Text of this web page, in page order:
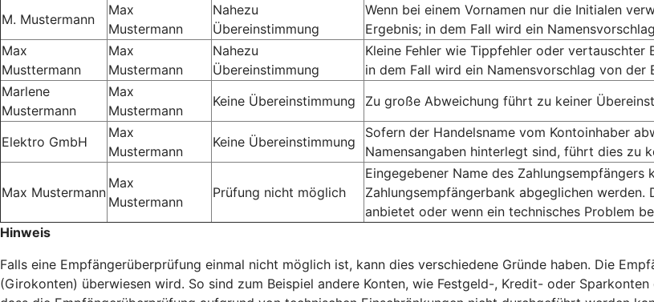
M. Mustermann
Max
Mustermann
Nahezu
Übereinstimmung
Wenn bei einem Vornamen nur die Initialen
Ergebnis; in dem Fall wird ein
Max
Musttermann
Max
Mustermann
Nahezu
Übereinstimmung
Kleine Fehler wie Tippfehler oder vertauschter
in dem Fall wird ein Namensvorschlag von der
Marlene
Mustermann
Max
Mustermann
Keine Übereinstimmung Zu große Abweichung führt zu keiner
Elektro GmbH
Max
Mustermann
Keine Übereinstimmung
Sofern der Handelsname vom Kontoinhaber
Namensangaben hinterlegt sind, führt dies zu
Max Mustermann
Max
Mustermann
Prüfung nicht möglich
Eingegebener Name des
Zahlungsempfängerbank abgeglichen
anbietet oder wenn ein technisches Problem
Hinweis
Falls eine Empfängerüberprüfung einmal nicht möglich ist, kann dies verschiedene Gründe haben. Die
(Girokonten) überwiesen wird. So sind zum Beispiel andere Konten, wie Festgeld-, Kredit- oder